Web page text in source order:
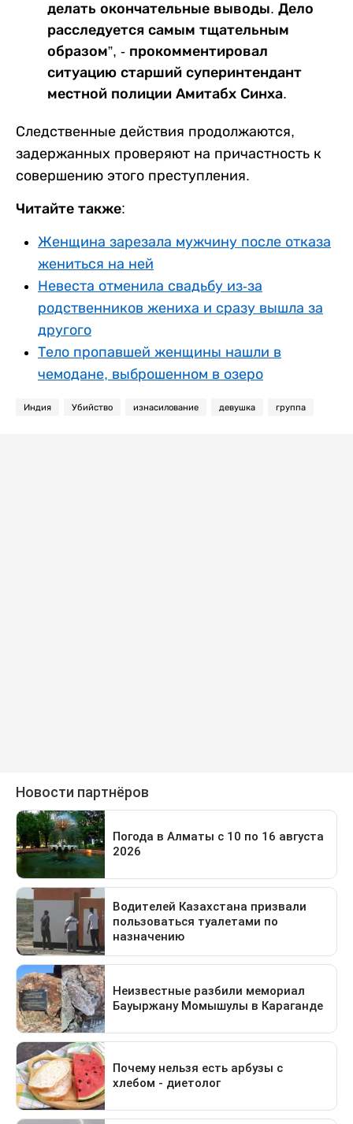
делать окончательные выводы. Дело
расследуется самым тщательным
образом”, - прокомментировал
ситуацию старший суперинтендант
местной полиции Амитабх Синха.
Следственные действия продолжаются,
задержанных проверяют на причастность к
совершению этого преступления.
Читайте также:
Женщина зарезала мужчину после отказа
жениться на ней
Невеста отменила свадьбу из-за
родственников жениха и сразу вышла за
другого
Тело пропавшей женщины нашли в
чемодане, выброшенном в озеро
Индия Убийство изнасилование девушка группа